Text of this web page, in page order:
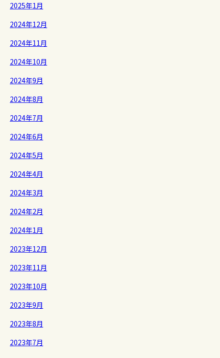
2025年1月
2024年12月
2024年11月
2024年10月
2024年9月
2024年8月
2024年7月
2024年6月
2024年5月
2024年4月
2024年3月
2024年2月
2024年1月
2023年12月
2023年11月
2023年10月
2023年9月
2023年8月
2023年7月